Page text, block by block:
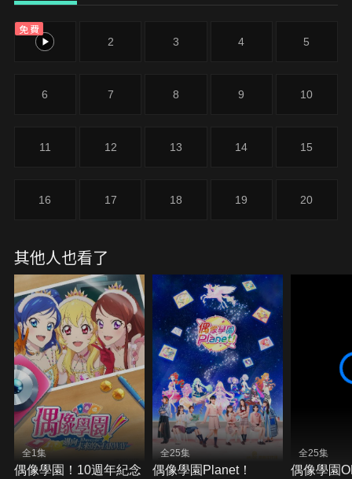
免費
1 2 3 4 5
6 7 8 9 10
11 12 13 14 15
16 17 18 19 20
其他人也看了
全1集
偶像學園！10週年紀念
全25集
偶像學園Planet！
全25集
偶像學園